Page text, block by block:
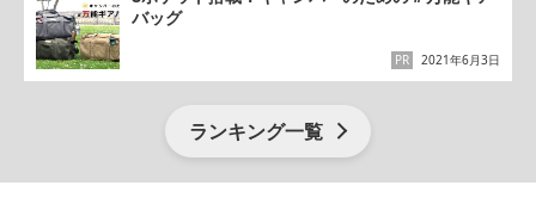
バッグ
2021年6月3日
PR
ランキング一覧